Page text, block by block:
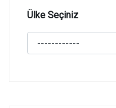
Ülke Seçiniz